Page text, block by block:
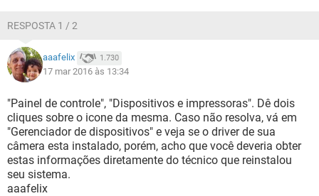
RESPOSTA 1 / 2
aaafelix 1.730
17 mar 2016 às 13:34
"Painel de controle", "Dispositivos e impressoras". Dê dois
cliques sobre o icone da mesma. Caso não resolva, vá em
"Gerenciador de dispositivos" e veja se o driver de sua
câmera esta instalado, porém, acho que você deveria obter
estas informações diretamente do técnico que reinstalou
seu sistema.
aaafelix